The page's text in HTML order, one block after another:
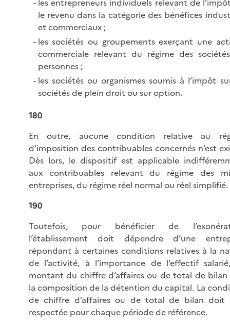
les entrepreneurs individuels relevant de
le revenu dans la catégorie des bénéfices
et commerciaux ;
les sociétés ou groupements exerçant une
commerciale relevant du régime des
personnes ;
les sociétés ou organismes soumis à l’impôt
sociétés de plein droit ou sur option.
180
En outre, aucune condition relative au
d’imposition des contribuables concernés n’est
Dès lors, le dispositif est applicable
aux contribuables relevant du régime des
entreprises, du régime réel normal ou réel simplifié.
190
Toutefois, pour bénéficier de
l’établissement doit dépendre d’une
répondant à certaines conditions relatives à la
de l’activité, à l’importance de l’effectif
montant du chiffre d’affaires ou de total de
la composition de la détention du capital. La
de chiffre d’affaires ou de total de bilan doit
respectée pour chaque période de référence.